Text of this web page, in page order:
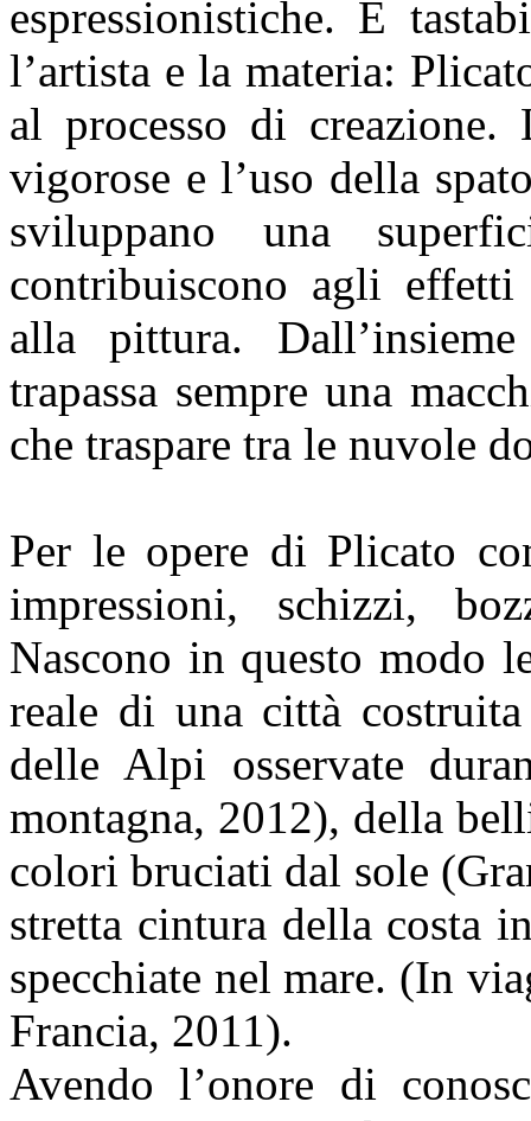
espressionistiche. È
l’artista e la materia:
al processo di
vigorose e l’uso della
sviluppano una
contribuiscono agli
alla pittura.
trapassa sempre una
che traspare tra le nuvole
Per le opere di Plicato
impressioni, schizzi,
Nascono in questo modo
reale di una città
delle Alpi osservate
montagna, 2012), della
colori bruciati dal sole
stretta cintura della costa
specchiate nel mare. (In
Francia, 2011).
Avendo l’onore di